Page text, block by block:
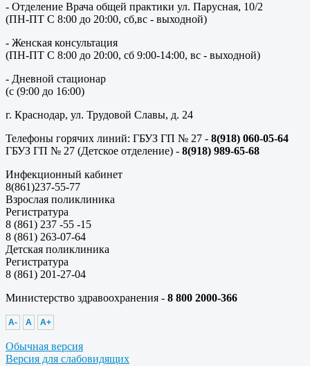
- Отделение Врача общей практики ул. Парусная, 10/2
(ПН-ПТ С 8:00 до 20:00, сб,вс - выходной)
- Женская консультация
(ПН-ПТ С 8:00 до 20:00, сб 9:00-14:00, вс - выходной)
- Дневной стационар
(с (9:00 до 16:00)
г. Краснодар, ул. Трудовой Славы, д. 24
Телефоны горячих линий: ГБУЗ ГП № 27 - 8(918) 060-05-64
ГБУЗ ГП № 27 (Детское отделение) - 8(918) 989-65-68
Инфекционный кабинет
8(861)237-55-77
Взрослая поликлиника
Регистратура
8 (861) 237 -55 -15
8 (861) 263-07-64
Детская поликлиника
Регистратура
8 (861) 201-27-04
Министерство здравоохранения - 8 800 2000-366
A- A A+
Обычная версия
Версия для слабовидящих